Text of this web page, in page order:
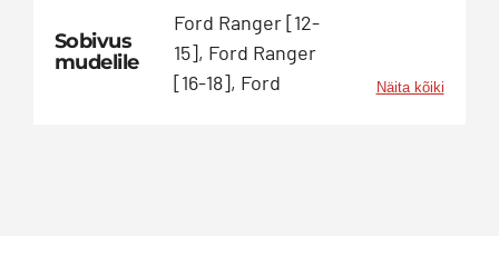
Sobivus
mudelile
Ford Ranger [12-
15], Ford Ranger
[16-18], Ford
Näita kõiki